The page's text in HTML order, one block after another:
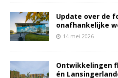
Update over de
onafhankelijke
14 mei 2026
Ontwikkelingen
én